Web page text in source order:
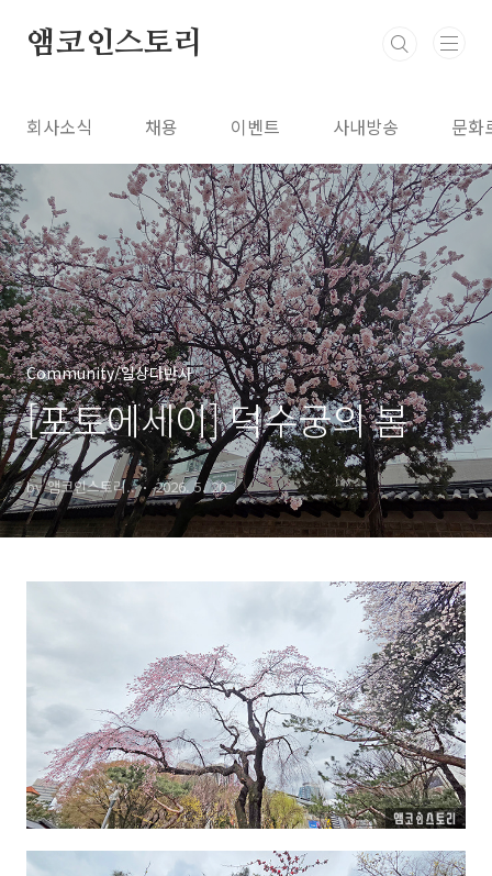
앰코인스토리
회사소식 채용 이벤트 사내방송 문화
Community/일상다반사
[포토에세이] 덕수궁의 봄
by 앰코인스토리.. 2026. 5. 20.